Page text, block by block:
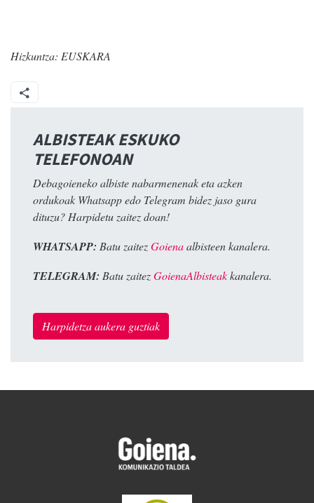
Hizkuntza: EUSKARA
ALBISTEAK ESKUKO
TELEFONOAN
Debagoieneko albiste nabarmenenak eta azken
ordukoak Whatsapp edo Telegram bidez jaso gura
dituzu? Harpidetu zaitez doan!
WHATSAPP: Batu zaitezGoienaalbisteen kanalera.
TELEGRAM: Batu zaitezGoienaAlbisteakkanalera.
Harpidetza aukera guztiak